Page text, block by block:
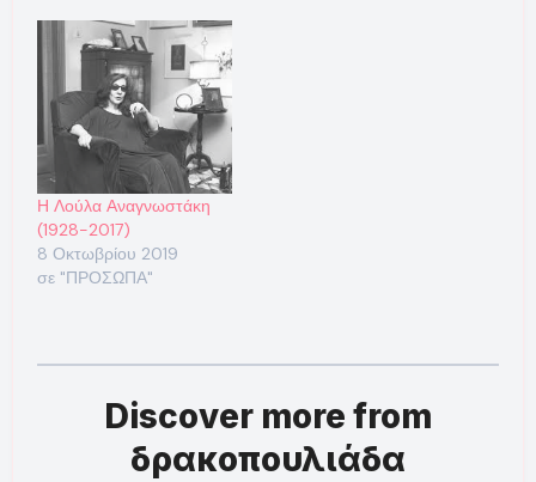
Η Λούλα Αναγνωστάκη
(1928-2017)
8 Οκτωβρίου 2019
σε "ΠΡΟΣΩΠΑ"
Discover more from
δρακοπουλιάδα